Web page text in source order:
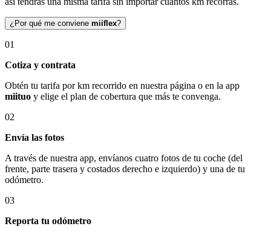
¿Por qué me conviene miiflex?
01
Cotiza y contrata
Obtén tu tarifa por km recorrido en nuestra página o en la app
miituo y elige el plan de cobertura que más te convenga.
02
Envía las fotos
A través de nuestra app, envíanos cuatro fotos de tu coche (del
frente, parte trasera y costados derecho e izquierdo) y una de tu
odómetro.
03
Reporta tu odómetro